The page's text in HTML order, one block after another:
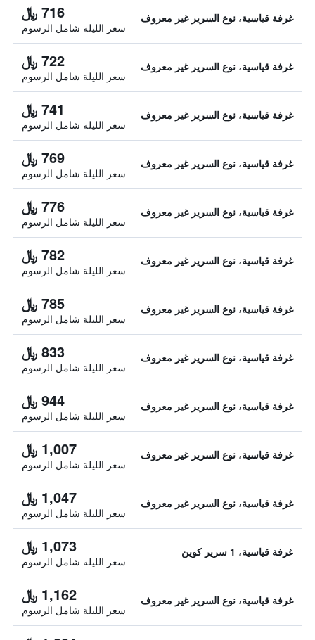
غرفة قياسية، نوع السرير غير معروف 716 ﷼
سعر الليلة شامل الرسوم
غرفة قياسية، نوع السرير غير معروف 722 ﷼
سعر الليلة شامل الرسوم
غرفة قياسية، نوع السرير غير معروف 741 ﷼
سعر الليلة شامل الرسوم
غرفة قياسية، نوع السرير غير معروف 769 ﷼
سعر الليلة شامل الرسوم
غرفة قياسية، نوع السرير غير معروف 776 ﷼
سعر الليلة شامل الرسوم
غرفة قياسية، نوع السرير غير معروف 782 ﷼
سعر الليلة شامل الرسوم
غرفة قياسية، نوع السرير غير معروف 785 ﷼
سعر الليلة شامل الرسوم
غرفة قياسية، نوع السرير غير معروف 833 ﷼
سعر الليلة شامل الرسوم
غرفة قياسية، نوع السرير غير معروف 944 ﷼
سعر الليلة شامل الرسوم
غرفة قياسية، نوع السرير غير معروف 1,007 ﷼
سعر الليلة شامل الرسوم
غرفة قياسية، نوع السرير غير معروف 1,047 ﷼
سعر الليلة شامل الرسوم
غرفة قياسية، 1 سرير كوين 1,073 ﷼
سعر الليلة شامل الرسوم
غرفة قياسية، نوع السرير غير معروف 1,162 ﷼
سعر الليلة شامل الرسوم